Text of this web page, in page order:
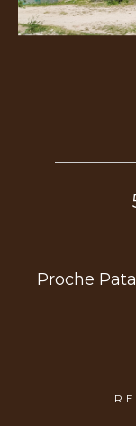
Proche